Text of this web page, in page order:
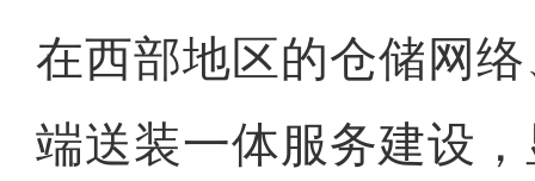
在西部地区的仓储网
端送装一体服务建设